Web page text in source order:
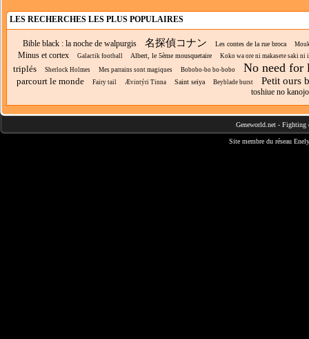
LES RECHERCHES LES PLUS POPULAIRES
Bible black : la noche de walpurgis 名探偵コナン Les contes de la rue broca
Minus et cortex Galactik football Albert, le 5ème mousquetaire Koko wa ore ni makasete saki ni
triplés Sherlock Holmes Mes parrains sont magiques Bobobo-bo bo-bobo No need for
parcourt le monde Fairy tail Ævintýri Tinna Saint seiya Beyblade burst Petit ours
toshiue no kanojo
Geneworld.net - Fighting
Site membre du réseau